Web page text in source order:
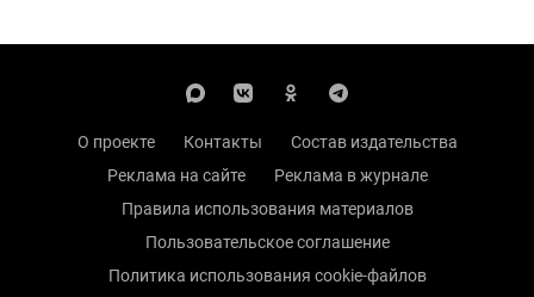
О проекте Контакты
Состав издательства
Реклама на сайте
Реклама в журнале
Правила использования материалов
Пользовательское соглашение
Политика использования cookie-файлов